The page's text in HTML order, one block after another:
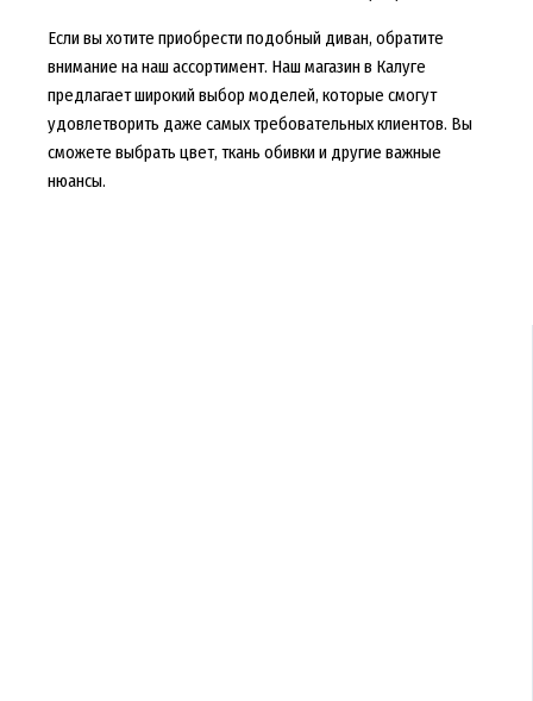
Если вы хотите приобрести подобный диван, обратите
внимание на наш ассортимент. Наш магазин в Калуге
предлагает широкий выбор моделей, которые смогут
удовлетворить даже самых требовательных клиентов. Вы
сможете выбрать цвет, ткань обивки и другие важные
нюансы.